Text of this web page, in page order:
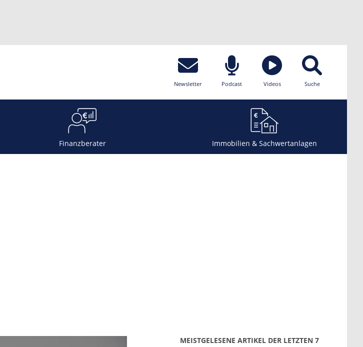
Newsletter Podcast Videos Suche
Finanzberater Immobilien & Sachwertanlagen
MEISTGELESENE ARTIKEL DER LETZTEN 7